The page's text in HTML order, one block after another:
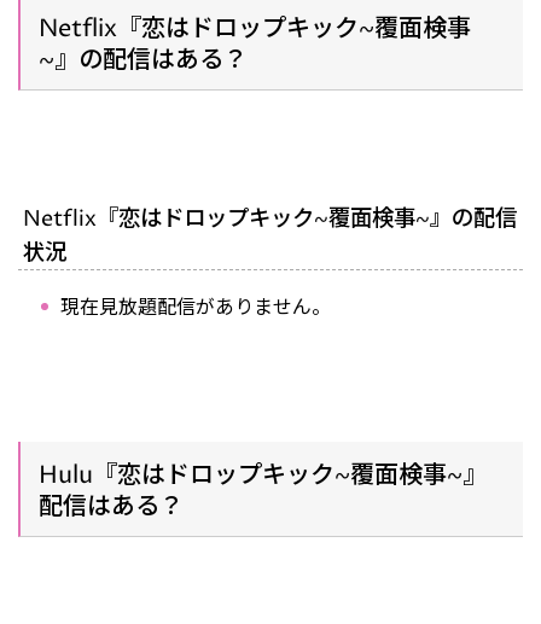
Netflix『恋はドロップキック~覆面検事
~』の配信はある？
Netflix『恋はドロップキック~覆面検事~』の配信
状況
現在見放題配信がありません。
Hulu『恋はドロップキック~覆面検事~』
配信はある？